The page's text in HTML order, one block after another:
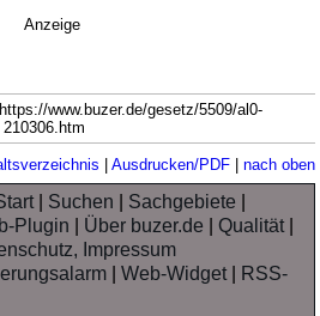
Anzeige
www.buzer.de/gesetz/5509/al0-
210306.htm
| Ausdrucken/PDF| nach oben
| Suchen Sachgebiete
Plugin Über buzer.de |Qualität|
Impressum
|Web-Widget|
RSS-